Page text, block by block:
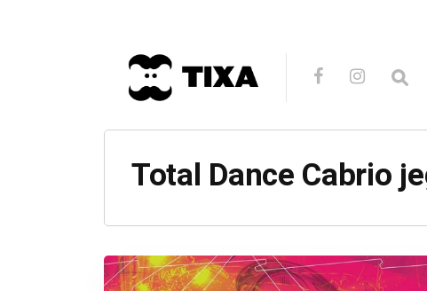
Total Dance Cabrio